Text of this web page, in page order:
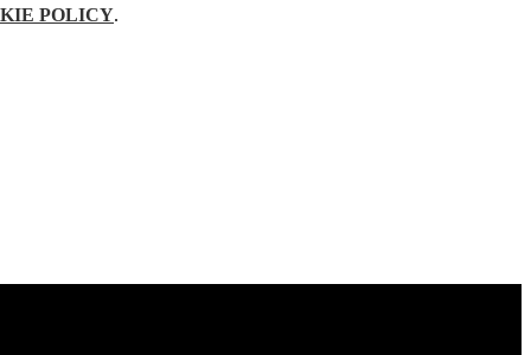
POLICY.